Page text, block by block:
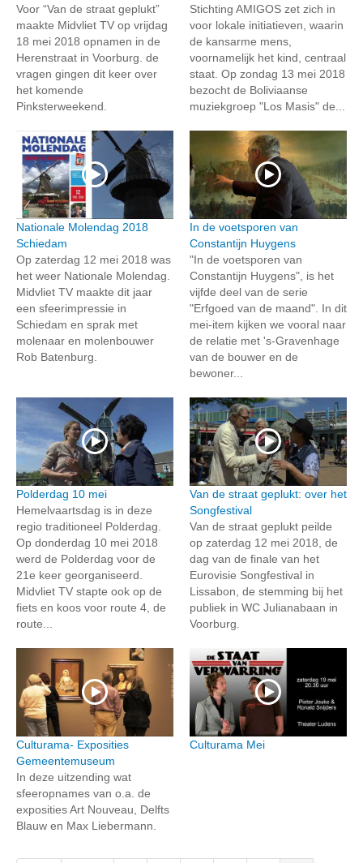
Voor “Van de straat geplukt”
maakte Midvliet TV op vrijdag
18 mei 2018 opnamen in de
Herenstraat in Voorburg. de
vragen gingen dit keer over
het komende
Pinksterweekend.
Stichting AMIGOS zet zich in
voor lokale initiatieven, waarin
de kansarme mens,
voornamelijk het kind, centraal
staat. Op zondag 13 mei 2018
bezocht de Boliviaanse
muziekgroep "Los Masis" de...
Nationale Molendag 2018
Schiedam
Op zaterdag 12 mei 2018 was
het weer Nationale Molendag.
Midvliet TV maakte dit jaar
een sfeerimpressie in
Schiedam en sprak met
molenaar en molenbouwer
Rob Batenburg.
In de voetsporen van
Constantijn Huygens
"In de voetsporen van
Constantijn Huygens", is het
vijfde deel van de serie
"Erfgoed van de maand". In dit
mei-item kijken we vooral naar
de relatie met 's-Gravenhage
van de bouwer en de
bewoner...
Polderdag 10 mei
Hemelvaartsdag is in deze
regio traditioneel Polderdag.
Op donderdag 10 mei 2018
werd de Polderdag voor de
21e keer georganiseerd.
Midvliet TV stapte ook op de
fiets en koos voor route 4, de
route...
Van de straat geplukt: over het
Songfestival
Van de straat geplukt peilde
op zaterdag 12 mei 2018, de
dag van de finale van het
Eurovisie Songfestival in
Lissabon, de stemming bij het
publiek in WC Julianabaan in
Voorburg.
Culturama- Exposities
Gemeentemuseum
In deze uitzending wat
sfeeropnames van o.a. de
exposities Art Nouveau, Delfts
Blauw en Max Liebermann.
Culturama Mei